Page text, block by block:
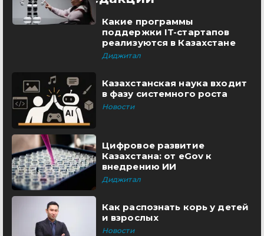
Какие программы
поддержки IT-стартапов
реализуются в Казахстане
Диджитал
Казахстанская наука входит
в фазу системного роста
Новости
Цифровое развитие
Казахстана: от eGov к
внедрению ИИ
Диджитал
Как распознать корь у детей
и взрослых
Новости